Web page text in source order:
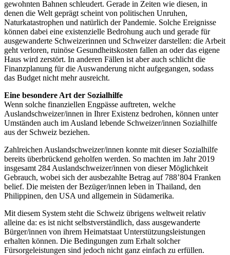
gewohnten Bahnen schleudert. Gerade in Zeiten wie diesen, in
denen die Welt geprägt scheint von politischen Unruhen,
Naturkatastrophen und natürlich der Pandemie. Solche Ereignisse
können dabei eine existenzielle Bedrohung auch und gerade für
ausgewanderte Schweizerinnen und Schweizer darstellen: die Arbeit
geht verloren, ruinöse Gesundheitskosten fallen an oder das eigene
Haus wird zerstört. In anderen Fällen ist aber auch schlicht die
Finanzplanung für die Auswanderung nicht aufgegangen, sodass
das Budget nicht mehr ausreicht.
Eine besondere Art der Sozialhilfe
Wenn solche finanziellen Engpässe auftreten, welche
Auslandschweizer/innen in Ihrer Existenz bedrohen, können unter
Umständen auch im Ausland lebende Schweizer/innen Sozialhilfe
aus der Schweiz beziehen.
Zahlreichen Auslandschweizer/innen konnte mit dieser Sozialhilfe
bereits überbrückend geholfen werden. So machten im Jahr 2019
insgesamt 284 Auslandschweizer/innen von dieser Möglichkeit
Gebrauch, wobei sich der ausbezahlte Betrag auf 788’804 Franken
belief. Die meisten der Bezüger/innen leben in Thailand, den
Philippinen, den USA und allgemein in Südamerika.
Mit diesem System steht die Schweiz übrigens weltweit relativ
alleine da: es ist nicht selbstverständlich, dass ausgewanderte
Bürger/innen von ihrem Heimatstaat Unterstützungsleistungen
erhalten können. Die Bedingungen zum Erhalt solcher
Fürsorgeleistungen sind jedoch nicht ganz einfach zu erfüllen.